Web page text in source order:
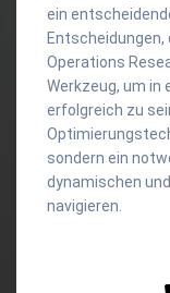
ein
Operations
Werkzeug, um
erfolgreich zu
sondern ein
dynamischen
navigieren.